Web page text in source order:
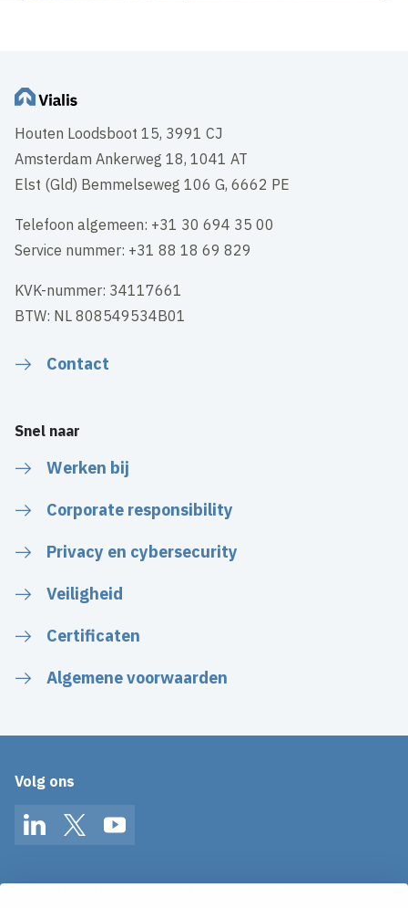
Houten Loodsboot 15, 3991 CJ
Amsterdam Ankerweg 18, 1041 AT
Elst (Gld) Bemmelseweg 106 G, 6662 PE
Telefoon algemeen: +31 30 694 35 00
Service nummer: +31 88 18 69 829
KVK-nummer: 34117661
BTW: NL 808549534B01
Contact
Snel naar
Werken bij
Corporate responsibility
Privacy en cybersecurity
Veiligheid
Certificaten
Algemene voorwaarden
Volg ons
LinkedInTwitterYouTube